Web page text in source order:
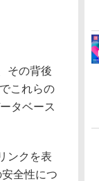
その背後
これらの
タベース
ンクを表
全性につ